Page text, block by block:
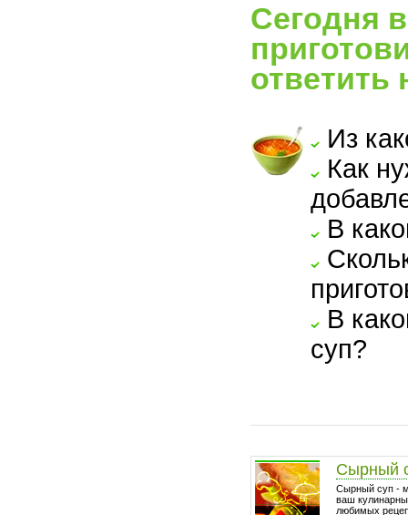
Сегодня
Из
Как
В
В
суп?
Сырный
Сырный суп -
ваш
любимых